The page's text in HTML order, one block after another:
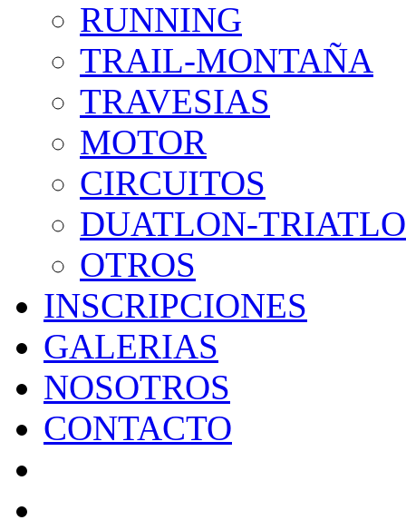
RUNNING
TRAIL-MONTAÑA
TRAVESIAS
MOTOR
CIRCUITOS
DUATLON-
OTROS
INSCRIPCIONES
GALERIAS
NOSOTROS
CONTACTO